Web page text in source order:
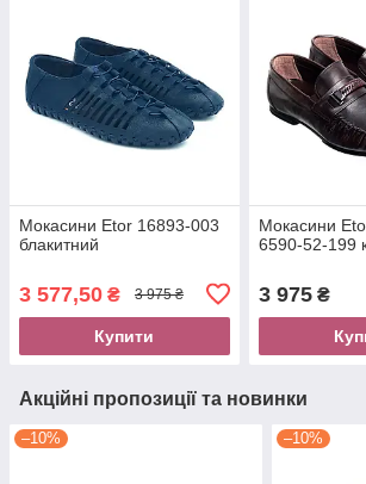
Мокасини Etor 16893-003
блакитний
3 577,50 ₴ 3 975 ₴
Купити
Мокасини
6590-52-199
3 975₴
Акційні пропозиції та новинки
–10% –10%